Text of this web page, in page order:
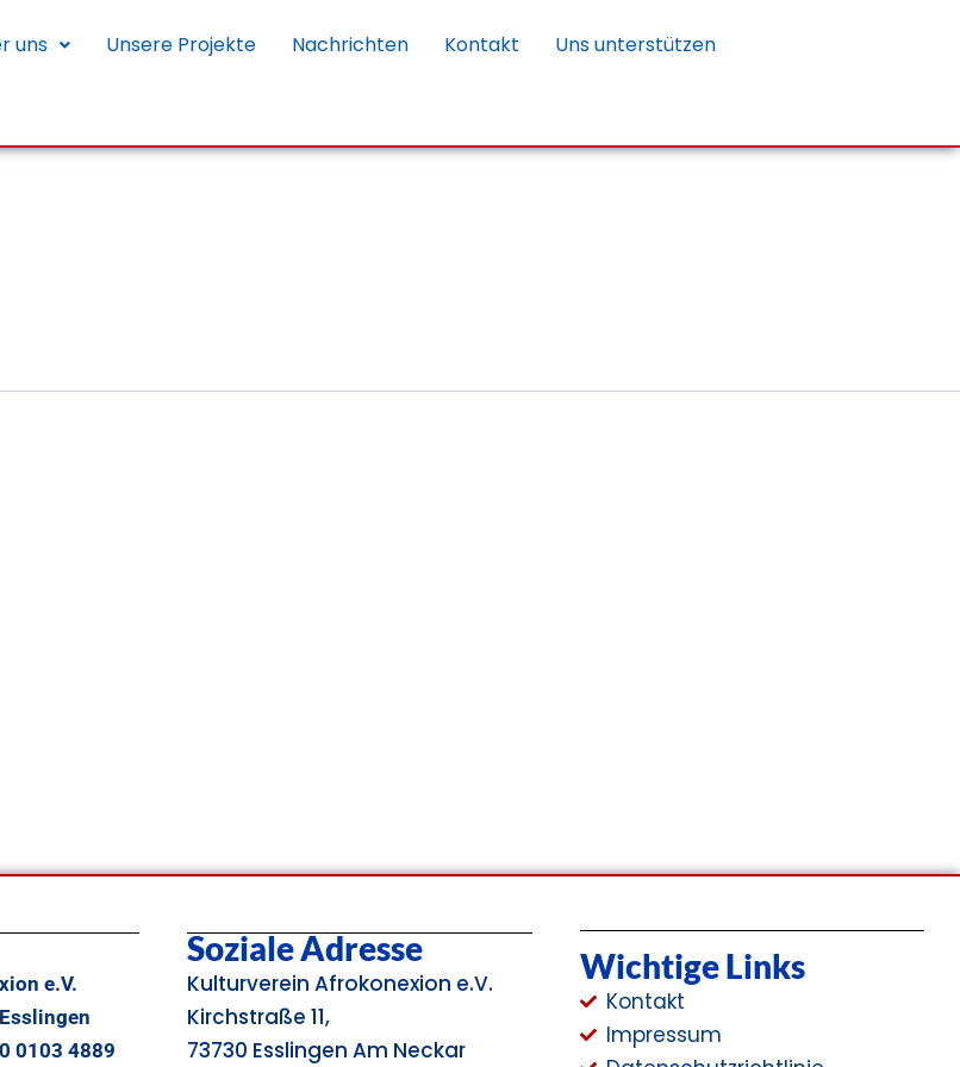
uns Unsere Projekte Nachrichten Kontakt Uns unterstützen
e.V.
0103 4889
Soziale Adresse
Kulturverein Afrokonexion e.V.
Kirchstraße 11,
73730 Esslingen Am Neckar
Wichtige Links
Kontakt
Impressum